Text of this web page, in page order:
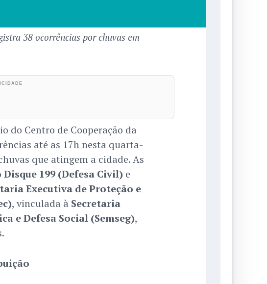
38 ocorrências por chuvas em
do Centro de Cooperação da
até as 17h nesta quarta-
que atingem a cidade. As
Disque 199 (Defesa Civil) e
Executiva de Proteção e
, vinculada à Secretaria
e Defesa Social (Semseg),